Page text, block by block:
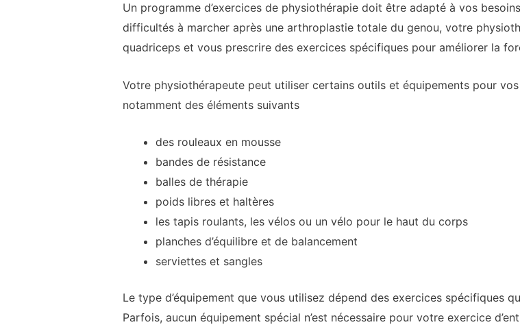
Un programme d’exercices de physiothérapie doit être adapté à vos
difficultés à marcher après une arthroplastie totale du genou, votre
quadriceps et vous prescrire des exercices spécifiques pour améliorer la
Votre physiothérapeute peut utiliser certains outils et équipements pour vos
notamment des éléments suivants
des rouleaux en mousse
bandes de résistance
balles de thérapie
poids libres et haltères
les tapis roulants, les vélos ou un vélo pour le haut du corps
planches d’équilibre et de balancement
serviettes et sangles
Le type d’équipement que vous utilisez dépend des exercices spécifiques
Parfois, aucun équipement spécial n’est nécessaire pour votre exercice